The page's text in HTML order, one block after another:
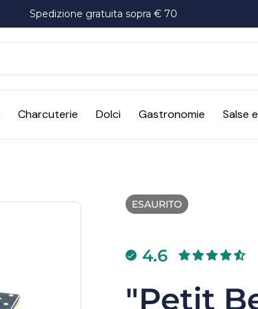
Spedizione gratuita sopra € 70
Charcuterie Dolci Gastronomie Salse
ESAURITO
4.6
"Petit